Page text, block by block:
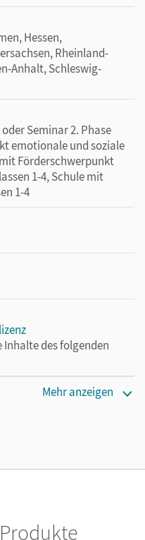
Hessen,
Rheinland-
Anhalt, Schleswig-
Seminar 2. Phase
emotionale und soziale
Förderschwerpunkt
1-4, Schule mit
1-4
des folgenden
Lehrwerk erhältlich ist.
Mehr anzeigen